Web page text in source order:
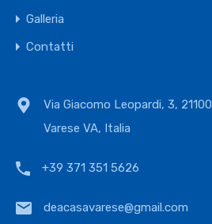
Galleria
Contatti
Via Giacomo Leopardi, 3, 21100
Varese VA, Italia
+39 371 351 5626
deacasavarese@gmail.com